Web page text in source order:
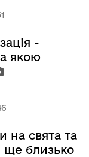
-
якою
на свята та
ще близько